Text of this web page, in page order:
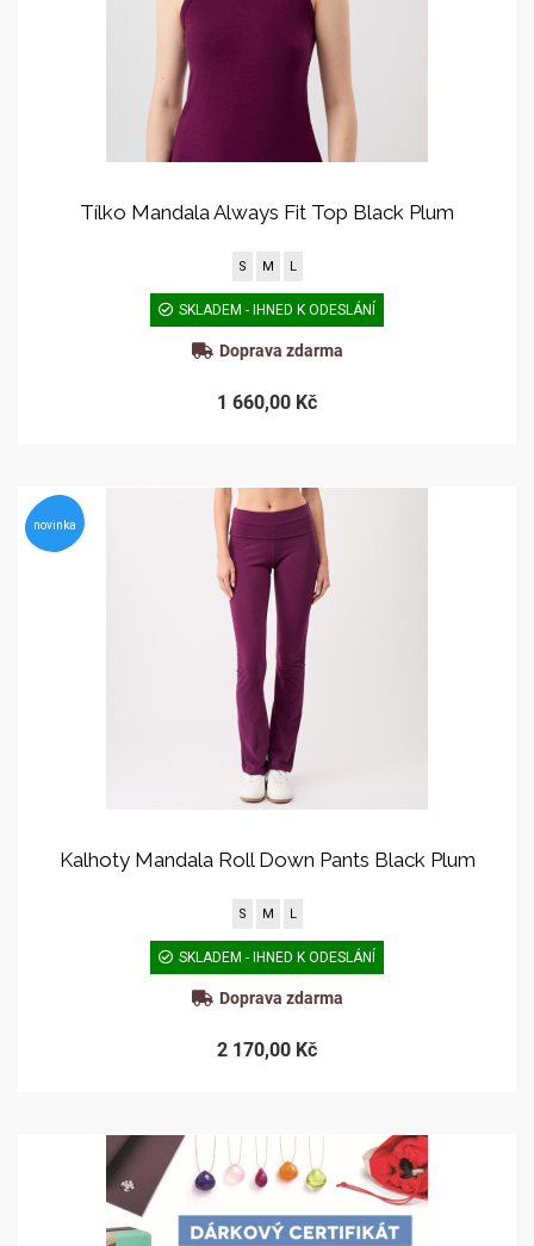
Tílko Mandala Always Fit Top Black Plum
S M L
SKLADEM - IHNED K ODESLÁNÍ
Doprava zdarma
1 660,00 Kč
novinka
Kalhoty Mandala Roll Down Pants Black Plum
S M L
SKLADEM - IHNED K ODESLÁNÍ
Doprava zdarma
2 170,00 Kč